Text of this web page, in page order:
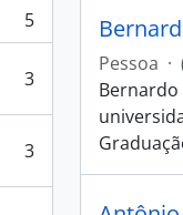
5
3
3
Pessoa ·
Bernardo